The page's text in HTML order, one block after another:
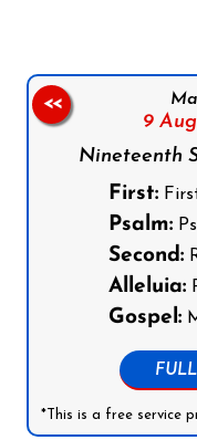
9
Nineteenth
First:
Psalm:
Second:
Alleluia:
Gospel:
*This is a free service
<<